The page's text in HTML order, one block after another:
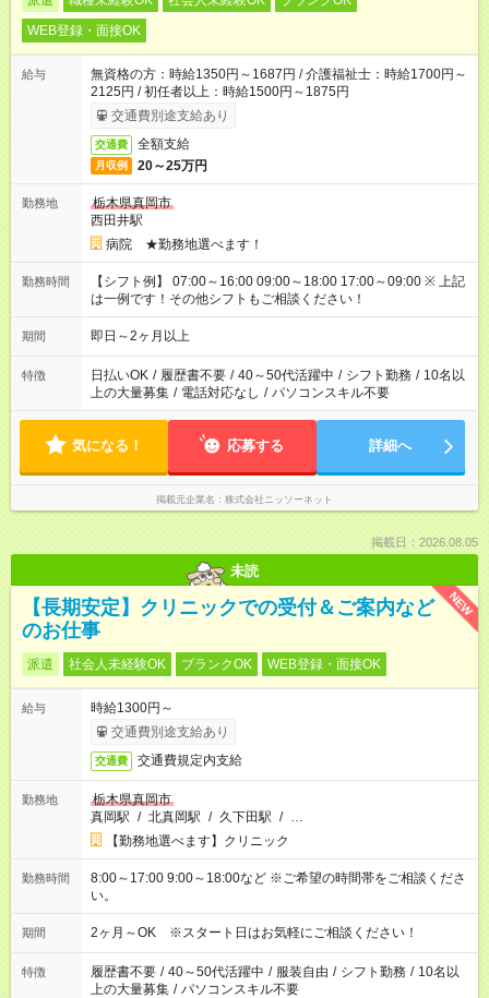
WEB登録・面接OK
給与
無資格の方：時給1350円～1687円 / 介護福祉士：時給1700円～
2125円 / 初任者以上：時給1500円～1875円
交通費別途支給あり
交通費 全額支給
月収例 20～25万円
勤務地
栃木県真岡市
西田井駅
病院 ★勤務地選べます！
勤務時間
【シフト例】 07:00～16:00 09:00～18:00 17:00～09:00 ※ 上記
は一例です！その他シフトもご相談ください！
期間 即日～2ヶ月以上
特徴 日払いOK / 履歴書不要 / 40～50代活躍中 / シフト勤務 / 10名以
上の大量募集 / 電話対応なし / パソコンスキル不要
気になる！ 応募する 詳細へ
掲載元企業名 株式会社ニッソーネット
掲載日：2026.08.05
未読
NEW
【長期安定】クリニックでの受付＆ご案内など
のお仕事
派遣 社会人未経験OK ブランクOK WEB登録・面接OK
給与
時給1300円～
交通費別途支給あり
交通費 交通費規定内支給
勤務地
栃木県真岡市
真岡駅 / 北真岡駅 / 久下田駅 / …
【勤務地選べます】クリニック
勤務時間
8:00～17:00 9:00～18:00など ※ご希望の時間帯をご相談くださ
い。
期間 2ヶ月～OK ※スタート日はお気軽にご相談ください！
特徴 履歴書不要 / 40～50代活躍中 / 服装自由 / シフト勤務 / 10名以
上の大量募集 / パソコンスキル不要